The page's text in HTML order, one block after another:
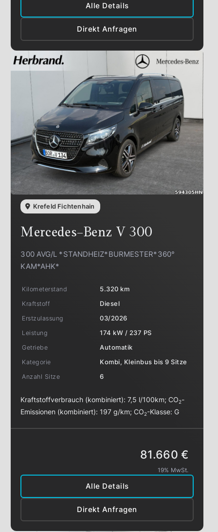
Alle Details
Direkt Anfragen
Krefeld Fichtenhain
Mercedes-Benz V 300
300 AVG/L *STANDHEIZ*BURMESTER*360°
KAM*AHK*
Kilometerstand
5.320 km
Kraftstoff
Diesel
Erstzulassung
03/2026
Leistung
174 kW / 237 PS
Getriebe
Automatik
Kategorie
Kombi, Kleinbus bis 9 Sitze
Anzahl Sitze
6
Kraftstoffverbrauch (kombiniert):7,5 l/100km;CO2-
Emissionen (kombiniert): 197 g/km;CO2-Klasse:G
Alle Details
Direkt Anfragen
81.660 €
19% MwSt.